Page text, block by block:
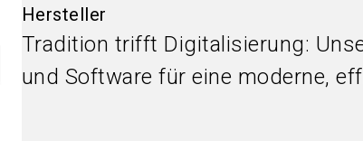
Hersteller
Tradition trifft Digitalisierung:
und Software für eine moderne,